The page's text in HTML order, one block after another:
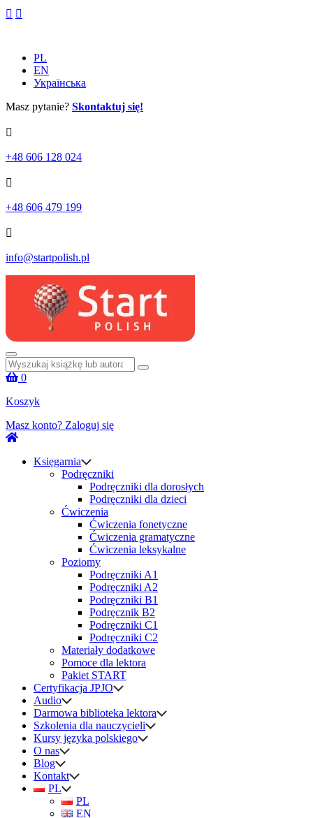
Skip
PL
EN
Українська
Masz pytanie? Skontaktuj się!
+48 606 128 024
+48 606 479 199
info@startpolish.pl
Szukaj:
0
Koszyk
Masz konto? Zaloguj się
Księgarnia
Podręczniki
Podręczniki dla dorosłych
Podręczniki dla dzieci
Ćwiczenia
Ćwiczenia fonetyczne
Ćwiczenia gramatyczne
Ćwiczenia leksykalne
Poziomy
Podręczniki A1
Podręczniki A2
Podręczniki B1
Podręcznik B2
Podręczniki C1
Podręczniki C2
Materiały dodatkowe
Pomoce dla lektora
Pakiet START
Certyfikacja JPJO
Audio
Darmowa biblioteka lektora
Szkolenia dla nauczycieli
Kursy języka polskiego
O nas
Blog
Kontakt
PL
PL
EN